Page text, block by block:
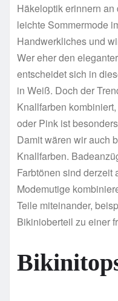
Häkeloptik erinnern
leichte Sommermode
Handwerkliches und
Wer eher den
entscheidet sich in
in Weiß. Doch der
Knallfarben
oder Pink ist
Damit wären wir auch
Knallfarben.
Farbtönen sind derzeit
Modemutige
Teile miteinander,
Bikinioberteil zu einer